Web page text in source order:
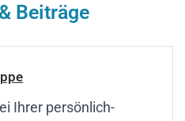
Beiträge
Ihrer persönlich-